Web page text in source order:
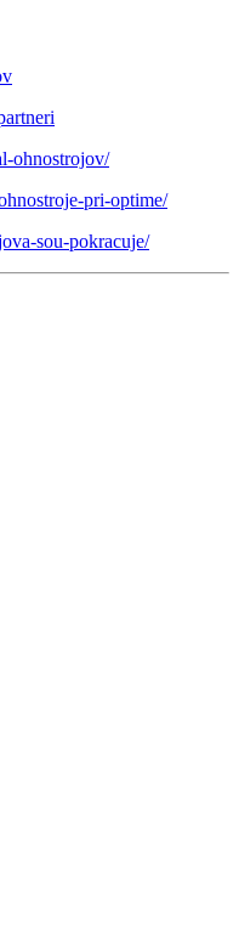
ohnostrojov/
pri-optime/
sou-pokracuje/